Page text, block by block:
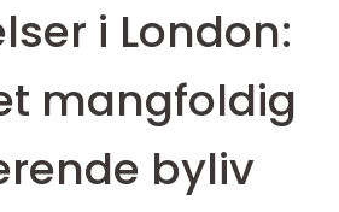
i London:
mangfoldig
byliv